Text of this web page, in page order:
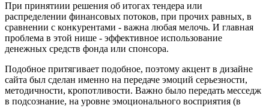
При принятиии решения об итогах тендера или
распределении финансовых потоков, при прочих равных, в
сравнении с конкурентами - важна любая мелочь. И главная
проблема в этой нише - эффективное использование
денежных средств фонда или спонсора.
Подобное притягивает подобное, поэтому акцент в дизайне
сайта был сделан именно на передаче эмоций серьезности,
методичности, кропотливости. Важно было передать месседж
в подсознание, на уровне эмоционального восприятия (в